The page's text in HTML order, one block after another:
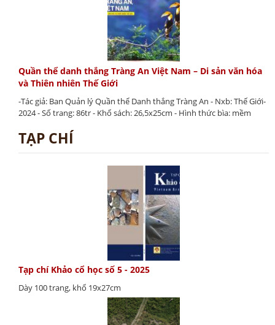
Quần thể danh thắng Tràng An Việt Nam – Di sản văn hóa
và Thiên nhiên Thế Giới
-Tác giả: Ban Quản lý Quần thể Danh thắng Tràng An - Nxb: Thế Giới-
2024 - Số trang: 86tr - Khổ sách: 26,5x25cm - Hình thức bìa: mềm
TẠP CHÍ
Tạp chí Khảo cổ học số 5 - 2025
Dày 100 trang, khổ 19x27cm